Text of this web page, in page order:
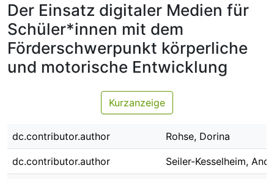
FAQ
Leitlinien
Zurück zur Startseite
Der Einsatz digitaler Medien für
Schüler*innen mit dem
Förderschwerpunkt körperliche
und motorische Entwicklung
Kurzanzeige
dc.contributor.author Rohse, Dorina
dc.contributor.author Seiler-Kesselheim,